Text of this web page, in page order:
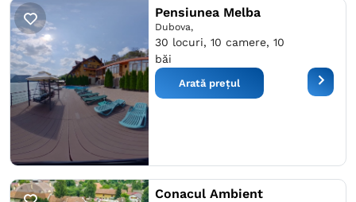
Pensiunea Melba
Dubova,
30 locuri, 10 camere, 10
băi
Arată prețul
Conacul Ambient